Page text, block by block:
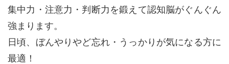
集中力・注意力・判断力を鍛えて認知脳がぐんぐん
強まります。
日頃、ぼんやりやど忘れ・うっかりが気になる方に
最適！